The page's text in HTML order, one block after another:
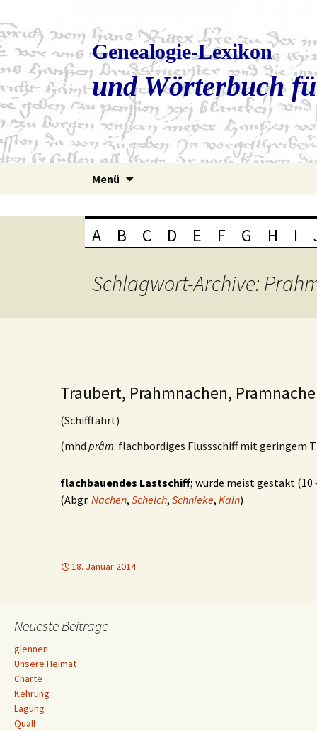
Genealogie-Lexikon
und Wörterbuch
Menü
A B C D E F G H I
Schlagwort-Archive:
Traubert, Prahmnachen,
(Schifffahrt)
(mhd prâm: flachbordiges Flussschiff mit geringem
flachbauendes Lastschiff; wurde meist gestakt (10
(Abgr. Nachen, Schelch, Schnieke, Kain)
18. Januar 2014
Neueste Beiträge
glennen
Unsere Heimat
Charte
Kehrung
Lagung
Quall